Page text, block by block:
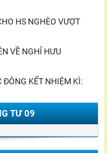
HS NGHÈO VƯỢT
VỀ NGHỈ HƯU
ĐÔNG KẾT NHIỆM KÌ:
TƯ 09